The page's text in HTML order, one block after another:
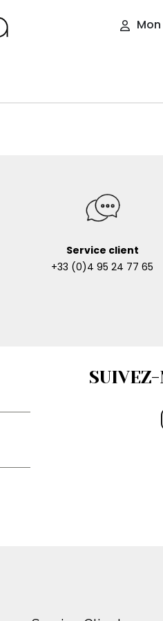
Service client
+33 (0)4 95 24 77 65
SUIVEZ-